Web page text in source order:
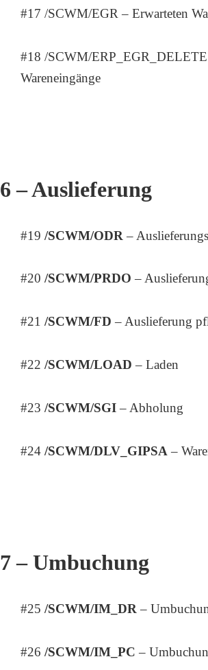
#17 /SCWM/EGR – Erwarteten
#18 /SCWM/ERP_EGR_DELETE
Wareneingänge
6 – Auslieferung
#19/SCWM/ODR –
#20/SCWM/PRDO –
#21/SCWM/FD – Auslieferung
#22/SCWM/LOAD – Laden
#23/SCWM/SGI– Abholung
#24/SCWM/DLV_GIPSA–
7 – Umbuchung
#25/SCWM/IM_DR–
#26/SCWM/IM_PC –